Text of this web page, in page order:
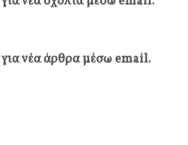
νέα άρθρα μέσω email.